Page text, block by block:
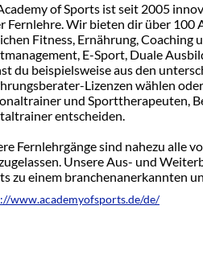
of Sports ist seit 2005
Fernlehre. Wir bieten dir über 100
Fitness, Ernährung,
E-Sport, Duale
du beispielsweise aus den
Lizenzen wählen
und Sporttherapeuten,
entscheiden.
Fernlehrgänge sind nahezu alle
Unsere Aus- und
zu einem branchenanerkannten
www.academyofsports.de/de/